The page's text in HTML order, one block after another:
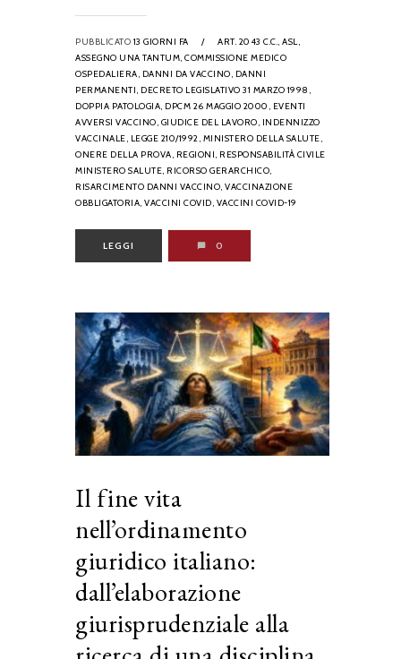
PUBBLICATO 13 GIORNI FA / ART. 2043 C.C., ASL,
ASSEGNO UNA TANTUM, COMMISSIONE MEDICO
OSPEDALIERA, DANNI DA VACCINO, DANNI
PERMANENTI, DECRETO LEGISLATIVO 31 MARZO 1998,
DOPPIA PATOLOGIA, DPCM 26 MAGGIO 2000, EVENTI
AVVERSI VACCINO, GIUDICE DEL LAVORO, INDENNIZZO
VACCINALE, LEGGE 210/1992, MINISTERO DELLA SALUTE,
ONERE DELLA PROVA, REGIONI, RESPONSABILITÀ CIVILE
MINISTERO SALUTE, RICORSO GERARCHICO,
RISARCIMENTO DANNI VACCINO, VACCINAZIONE
OBBLIGATORIA, VACCINI COVID, VACCINI COVID-19
LEGGI 0
Il fine vita
nell’ordinamento
giuridico italiano:
dall’elaborazione
giurisprudenziale alla